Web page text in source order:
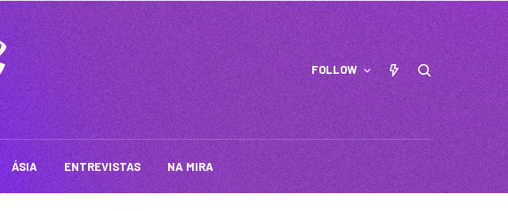
FOLLOW
ÁSIA ENTREVISTAS NA MIRA